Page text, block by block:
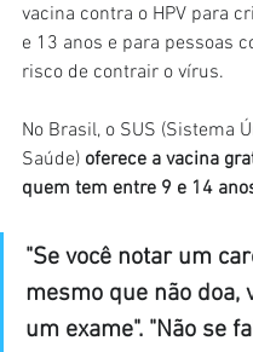
vacina contra o HPV para
e 13 anos e para pessoas
risco de contrair o vírus.
No Brasil, o SUS (Sistema
Saúde) oferece a vacina
quem tem entre 9 e 14
"Se você notar um
mesmo que não doa,
um exame". "Não se